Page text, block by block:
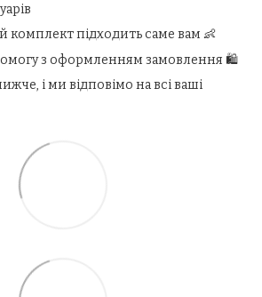
комплект підходить саме вам 👶
з оформленням замовлення 🛍️
і ми відповімо на всі ваші